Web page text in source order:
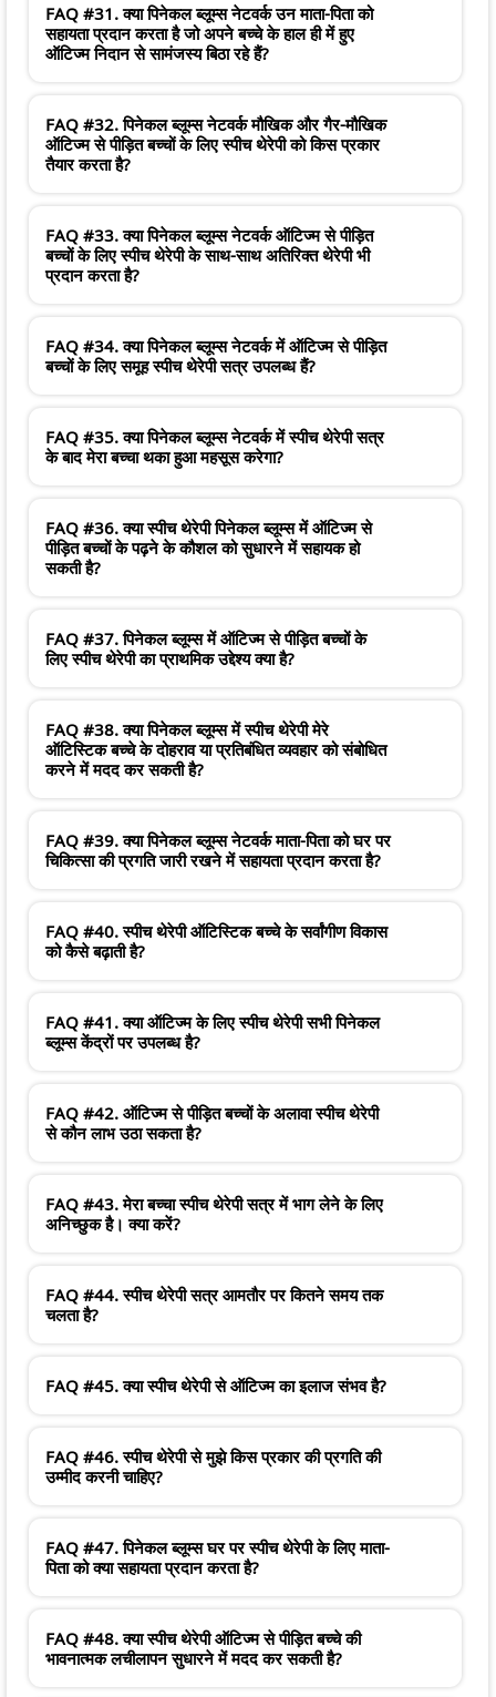
FAQ #31. क्या पिनेकल ब्लूम्स नेटवर्क उन माता-पिता को
सहायता प्रदान करता है जो अपने बच्चे के हाल ही में हुए
ऑटिज्म निदान से सामंजस्य बिठा रहे हैं?
FAQ #32. पिनेकल ब्लूम्स नेटवर्क मौखिक और गैर-मौखिक
ऑटिज्म से पीड़ित बच्चों के लिए स्पीच थेरेपी को किस प्रकार
तैयार करता है?
FAQ #33. क्या पिनेकल ब्लूम्स नेटवर्क ऑटिज्म से पीड़ित
बच्चों के लिए स्पीच थेरेपी के साथ-साथ अतिरिक्त थेरेपी भी
प्रदान करता है?
FAQ #34. क्या पिनेकल ब्लूम्स नेटवर्क में ऑटिज्म से पीड़ित
बच्चों के लिए समूह स्पीच थेरेपी सत्र उपलब्ध हैं?
FAQ #35. क्या पिनेकल ब्लूम्स नेटवर्क में स्पीच थेरेपी सत्र
के बाद मेरा बच्चा थका हुआ महसूस करेगा?
FAQ #36. क्या स्पीच थेरेपी पिनेकल ब्लूम्स में ऑटिज्म से
पीड़ित बच्चों के पढ़ने के कौशल को सुधारने में सहायक हो
सकती है?
FAQ #37. पिनेकल ब्लूम्स में ऑटिज्म से पीड़ित बच्चों के
लिए स्पीच थेरेपी का प्राथमिक उद्देश्य क्या है?
FAQ #38. क्या पिनेकल ब्लूम्स में स्पीच थेरेपी मेरे
ऑटिस्टिक बच्चे के दोहराव या प्रतिबंधित व्यवहार को संबोधित
करने में मदद कर सकती है?
FAQ #39. क्या पिनेकल ब्लूम्स नेटवर्क माता-पिता को घर पर
चिकित्सा की प्रगति जारी रखने में सहायता प्रदान करता है?
FAQ #40. स्पीच थेरेपी ऑटिस्टिक बच्चे के सर्वांगीण विकास
को कैसे बढ़ाती है?
FAQ #41. क्या ऑटिज्म के लिए स्पीच थेरेपी सभी पिनेकल
ब्लूम्स केंद्रों पर उपलब्ध है?
FAQ #42. ऑटिज्म से पीड़ित बच्चों के अलावा स्पीच थेरेपी
से कौन लाभ उठा सकता है?
FAQ #43. मेरा बच्चा स्पीच थेरेपी सत्र में भाग लेने के लिए
अनिच्छुक है। क्या करें?
FAQ #44. स्पीच थेरेपी सत्र आमतौर पर कितने समय तक
चलता है?
FAQ #45. क्या स्पीच थेरेपी से ऑटिज्म का इलाज संभव है?
FAQ #46. स्पीच थेरेपी से मुझे किस प्रकार की प्रगति की
उम्मीद करनी चाहिए?
FAQ #47. पिनेकल ब्लूम्स घर पर स्पीच थेरेपी के लिए माता-
पिता को क्या सहायता प्रदान करता है?
FAQ #48. क्या स्पीच थेरेपी ऑटिज्म से पीड़ित बच्चे की
भावनात्मक लचीलापन सुधारने में मदद कर सकती है?